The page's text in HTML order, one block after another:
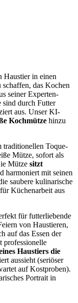
Haustier in einen
das Kochen
seiner Experten-
sind durch Futter
aus. Unser KI-
Kochmütze hinzu
traditionellen Toque-
Mütze, sofort als
Mütze sitzt
harmoniert mit seinen
saubere kulinarische
Küchenarbeit aus
für futterliebende
von Haustieren,
auf das Essen der
professionelle
Haustiers die
aussieht (seriöser
auf Kostproben).
Portrait in